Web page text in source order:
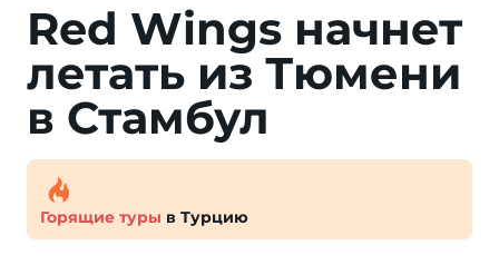
Red Wings начнет
летать из Тюмени
в Стамбул
Горящие туры в Турцию